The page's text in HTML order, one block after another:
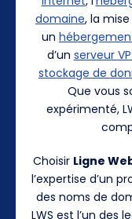
domaine, la
un
d’un serveur
stockage de
Que vous
expérimenté,
Choisir Ligne
l’expertise d’un
des noms de
LWS est l’un des